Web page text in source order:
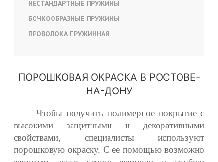
НЕСТАНДАРТНЫЕ ПРУЖИНЫ
БОЧКООБРАЗНЫЕ ПРУЖИНЫ
ПРОВОЛОКА ПРУЖИННАЯ
ПОРОШКОВАЯ ОКРАСКА В РОСТОВЕ-
НА-ДОНУ
Чтобы получить полимерное покрытие с
высокими защитными и декоративными
свойствами, специалисты используют
порошковую окраску. С ее помощью возможно